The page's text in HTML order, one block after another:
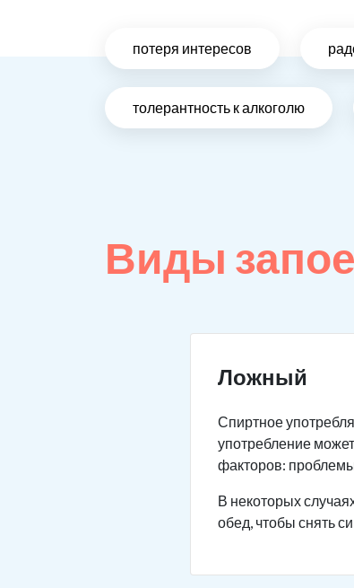
потеря интересов
толерантность к алкоголю
Виды
Ложный
Спиртное
употребление
факторов: проблемы
В некоторых
обед, чтобы снять